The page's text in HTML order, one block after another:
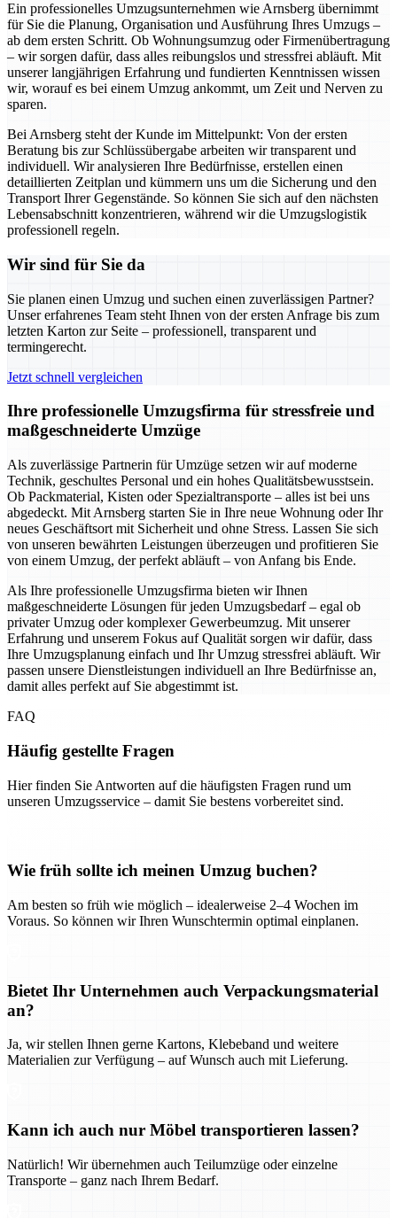
Ein professionelles Umzugsunternehmen wie Arnsberg übernimmt
für Sie die Planung, Organisation und Ausführung Ihres Umzugs –
ab dem ersten Schritt. Ob Wohnungsumzug oder Firmenübertragung
– wir sorgen dafür, dass alles reibungslos und stressfrei abläuft. Mit
unserer langjährigen Erfahrung und fundierten Kenntnissen wissen
wir, worauf es bei einem Umzug ankommt, um Zeit und Nerven zu
sparen.
Bei Arnsberg steht der Kunde im Mittelpunkt: Von der ersten
Beratung bis zur Schlüssübergabe arbeiten wir transparent und
individuell. Wir analysieren Ihre Bedürfnisse, erstellen einen
detaillierten Zeitplan und kümmern uns um die Sicherung und den
Transport Ihrer Gegenstände. So können Sie sich auf den nächsten
Lebensabschnitt konzentrieren, während wir die Umzugslogistik
professionell regeln.
Wir sind für Sie da
Sie planen einen Umzug und suchen einen zuverlässigen Partner?
Unser erfahrenes Team steht Ihnen von der ersten Anfrage bis zum
letzten Karton zur Seite – professionell, transparent und
termingerecht.
Jetzt schnell vergleichen
Ihre professionelle Umzugsfirma für stressfreie und
maßgeschneiderte Umzüge
Als zuverlässige Partnerin für Umzüge setzen wir auf moderne
Technik, geschultes Personal und ein hohes Qualitätsbewusstsein.
Ob Packmaterial, Kisten oder Spezialtransporte – alles ist bei uns
abgedeckt. Mit Arnsberg starten Sie in Ihre neue Wohnung oder Ihr
neues Geschäftsort mit Sicherheit und ohne Stress. Lassen Sie sich
von unseren bewährten Leistungen überzeugen und profitieren Sie
von einem Umzug, der perfekt abläuft – von Anfang bis Ende.
Als Ihre professionelle Umzugsfirma bieten wir Ihnen
maßgeschneiderte Lösungen für jeden Umzugsbedarf – egal ob
privater Umzug oder komplexer Gewerbeumzug. Mit unserer
Erfahrung und unserem Fokus auf Qualität sorgen wir dafür, dass
Ihre Umzugsplanung einfach und Ihr Umzug stressfrei abläuft. Wir
passen unsere Dienstleistungen individuell an Ihre Bedürfnisse an,
damit alles perfekt auf Sie abgestimmt ist.
FAQ
Häufig gestellte Fragen
Hier finden Sie Antworten auf die häufigsten Fragen rund um
unseren Umzugsservice – damit Sie bestens vorbereitet sind.
Wie früh sollte ich meinen Umzug buchen?
Am besten so früh wie möglich – idealerweise 2–4 Wochen im
Voraus. So können wir Ihren Wunschtermin optimal einplanen.
Bietet Ihr Unternehmen auch Verpackungsmaterial
an?
Ja, wir stellen Ihnen gerne Kartons, Klebeband und weitere
Materialien zur Verfügung – auf Wunsch auch mit Lieferung.
Kann ich auch nur Möbel transportieren lassen?
Natürlich! Wir übernehmen auch Teilumzüge oder einzelne
Transporte – ganz nach Ihrem Bedarf.